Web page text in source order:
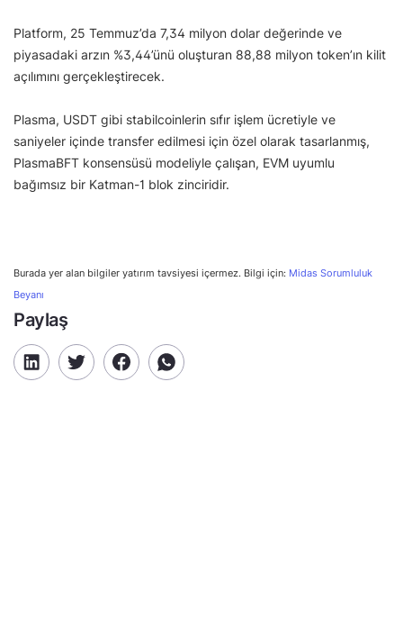
Platform, 25 Temmuz’da 7,34 milyon dolar değerinde ve
piyasadaki arzın %3,44’ünü oluşturan 88,88 milyon token’ın kilit
açılımını gerçekleştirecek.
Plasma, USDT gibi stabilcoinlerin sıfır işlem ücretiyle ve
saniyeler içinde transfer edilmesi için özel olarak tasarlanmış,
PlasmaBFT konsensüsü modeliyle çalışan, EVM uyumlu
bağımsız bir Katman-1 blok zinciridir.
Burada yer alan bilgiler yatırım tavsiyesi içermez. Bilgi için: Midas Sorumluluk
Beyanı
Paylaş